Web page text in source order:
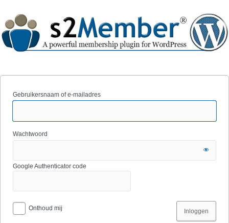
Gebruikersnaam of e-mailadres
Wachtwoord
Google Authenticator code
Onthoud mij